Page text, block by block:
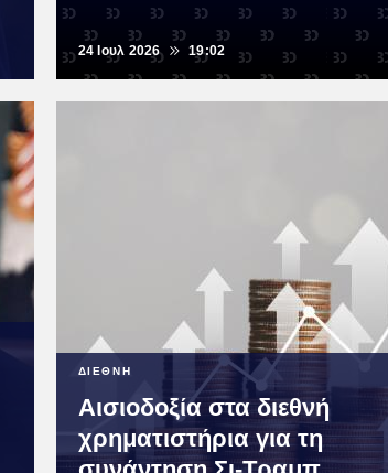
24 Ιουλ 2026 19:02
ΔΙΕΘΝΗ
Αισιοδοξία στα διεθνή
χρηματιστήρια για τη